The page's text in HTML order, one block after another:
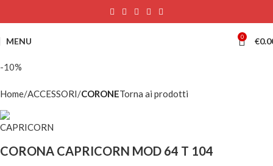
MENU 0 €
-10%
Home ACCESSORI CORONETorna ai prodotti
CORONA CAPRICORN MOD 64 T 104